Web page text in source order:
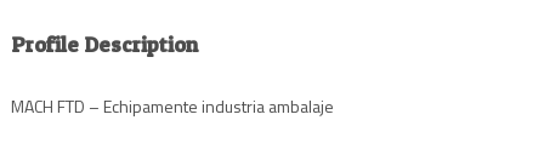
Profile Description
MACH FTD – Echipamente industria ambalaje